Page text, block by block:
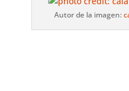
Autor de la imagen: